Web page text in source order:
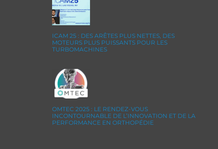
ICAM 25 : DES ARÊTES PLUS NETTES, DES
MOTEURS PLUS PUISSANTS POUR LES
TURBOMACHINES
OMTEC 2025 : LE RENDEZ-VOUS
INCONTOURNABLE DE L’INNOVATION ET DE LA
PERFORMANCE EN ORTHOPÉDIE